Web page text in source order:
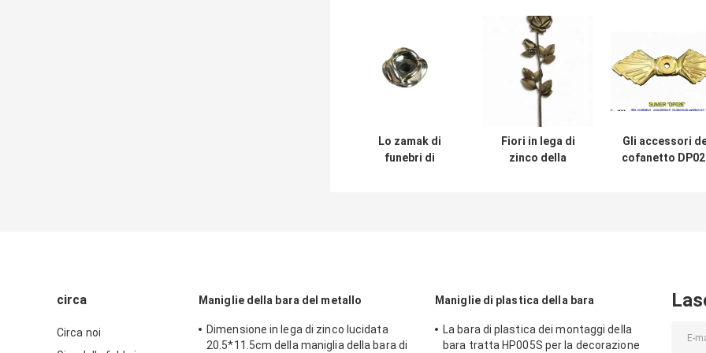
Lo zamak di
funebri di
Fiori in lega di
zinco della
Gli accessori
cofanetto
circa
Circa noi
Maniglie della bara del metallo
Dimensione in lega di zinco lucidata
20.5*11.5cm della maniglia della bara di
Maniglie di plastica della bara
La bara di plastica dei montaggi della
bara tratta HP005S per la decorazione